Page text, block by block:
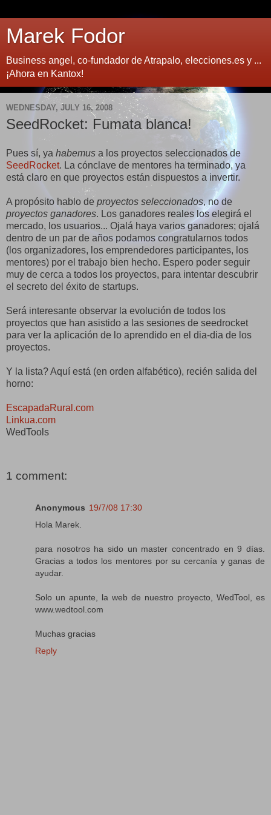
Marek Fodor
Business angel, co-fundador de Atrapalo, elecciones.es y ...
¡Ahora en Kantox!
WEDNESDAY, JULY 16, 2008
SeedRocket: Fumata blanca!
Pues sí, ya habemus a los proyectos seleccionados de
SeedRocket. La cónclave de mentores ha terminado, ya
está claro en que proyectos están dispuestos a invertir.
A propósito hablo de proyectos seleccionados, no de
proyectos ganadores. Los ganadores reales los elegirá el
mercado, los usuarios... Ojalá haya varios ganadores; ojalá
dentro de un par de años podamos congratularnos todos
(los organizadores, los emprendedores participantes, los
mentores) por el trabajo bien hecho. Espero poder seguir
muy de cerca a todos los proyectos, para intentar descubrir
el secreto del éxito de startups.
Será interesante observar la evolución de todos los
proyectos que han asistido a las sesiones de seedrocket
para ver la aplicación de lo aprendido en el dia-dia de los
proyectos.
Y la lista? Aquí está (en orden alfabético), recién salida del
horno:
EscapadaRural.com
Linkua.com
WedTools
1 comment:
Anonymous 19/7/08 17:30
Hola Marek.
para nosotros ha sido un master concentrado en 9 días.
Gracias a todos los mentores por su cercanía y ganas de
ayudar.
Solo un apunte, la web de nuestro proyecto, WedTool, es
www.wedtool.com
Muchas gracias
Reply